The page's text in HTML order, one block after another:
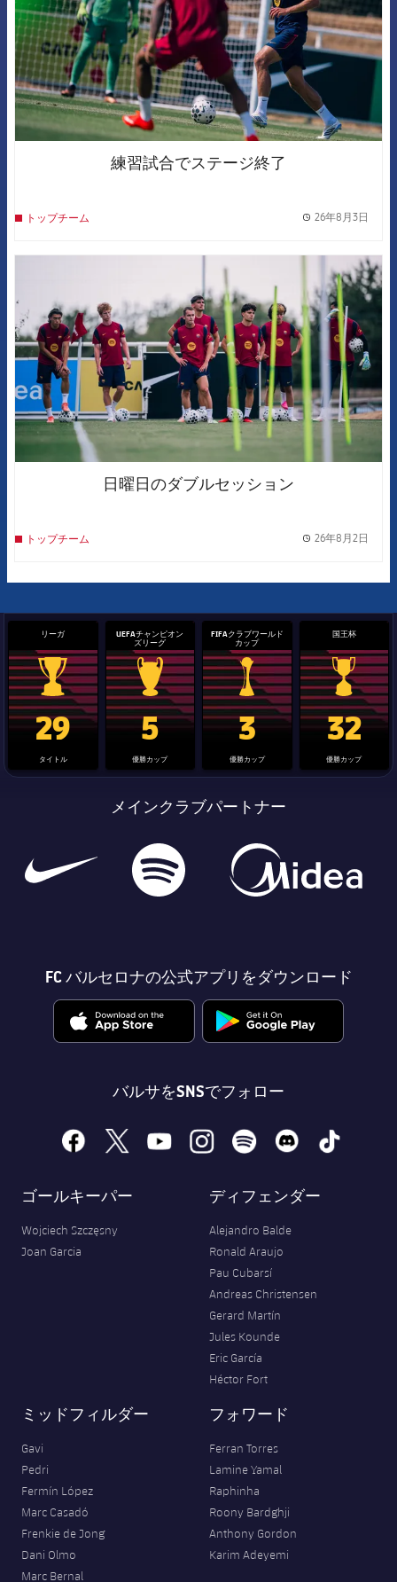
練習試合でステージ終了
トップチーム 26年8月3日
日曜日のダブルセッション
トップチーム 26年8月2日
リーガ
La Liga trophy
29
タイトル
UEFAチャンピオン
ズリーグ
Champions League trophy
5
優勝カップ
FIFAクラブワールド
カップ
label.aria.clubworldcup
3
優勝カップ
国王杯
国王杯
32
優勝カップ
メインクラブパートナー
FC バルセロナの公式アプリをダウンロード
バルサをSNSでフォロー
facebook
x youtubeinstagramspotify discord tiktok
ゴールキーパー
Wojciech Szczęsny
Joan Garcia
ディフェンダー
Alejandro Balde
Ronald Araujo
Pau Cubarsí
Andreas Christensen
Gerard Martín
Jules Kounde
Eric García
Héctor Fort
ミッドフィルダー
Gavi
Pedri
Fermín López
Marc Casadó
Frenkie de Jong
Dani Olmo
Marc Bernal
フォワード
Ferran Torres
Lamine Yamal
Raphinha
Roony Bardghji
Anthony Gordon
Karim Adeyemi